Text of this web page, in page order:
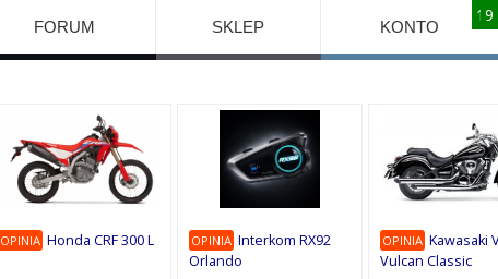
FORUM SKLEP KONTO
10
10
8
7
1
OPINIA Honda CRF 300 L
9
OPINIA Interkom RX92
Orlando
10
OPINIA Kawasaki
Vulcan Classic
10
9
9